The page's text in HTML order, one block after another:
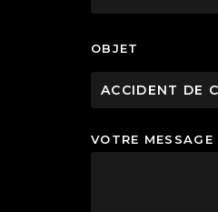
OBJET
ACCIDENT DE
VOTRE MESSAGE